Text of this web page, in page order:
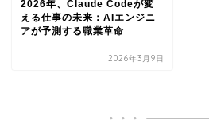
2026年、Claude Codeが変
える仕事の未来：AIエンジニ
アが予測する職業革命
2026年3月9日